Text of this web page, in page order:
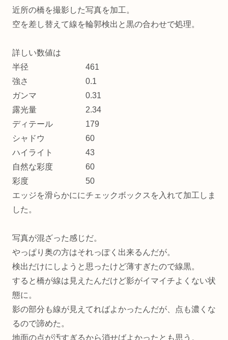
近所の橋を撮影した写真を加工。
空を差し替えて線を輪郭検出と黒の合わせで処理。
詳しい数値は
半径 461
強さ 0.1
ガンマ 0.31
露光量 2.34
ディテール 179
シャドウ 60
ハイライト 43
自然な彩度 60
彩度 50
エッジを滑らかににチェックボックスを入れて加工しま
した。
写真が混ざった感じだ。
やっぱり奥の方はそれっぽく出来るんだが。
検出だけにしようと思ったけど薄すぎたので線黒。
すると橋が線は見えたんだけど影がイマイチよくない状
態に。
影の部分も線が見えてればよかったんだが、点も濃くな
るので諦めた。
地面の点が汚すぎるから消せばよかったとも思う。